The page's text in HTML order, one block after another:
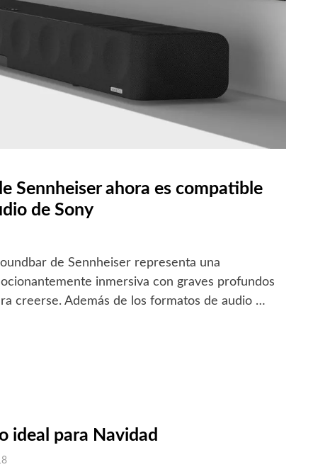
Sennheiser ahora es compatible
de Sony
de Sennheiser representa una
inmersiva con graves profundos
creerse. Además de los formatos de audio …
ideal para Navidad